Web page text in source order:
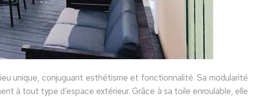
unique, conjuguant esthétisme et fonctionnalité. Sa modularité
à tout type d’espace extérieur. Grâce à sa toile enroulable, elle